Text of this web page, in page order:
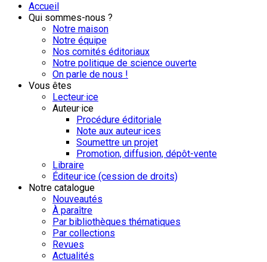
Accueil
Qui sommes-nous ?
Notre maison
Notre équipe
Nos comités éditoriaux
Notre politique de science ouverte
On parle de nous !
Vous êtes
Lecteur·ice
Auteur·ice
Procédure éditoriale
Note aux auteur·ices
Soumettre un projet
Promotion, diffusion, dépôt-vente
Libraire
Éditeur·ice (cession de droits)
Notre catalogue
Nouveautés
À paraître
Par bibliothèques thématiques
Par collections
Revues
Actualités